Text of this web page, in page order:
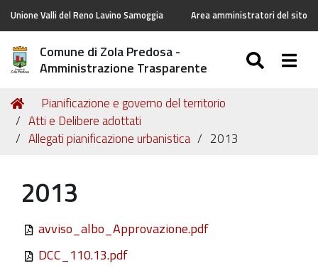
Unione Valli del Reno Lavino Samoggia Area amministratori del sito
Comune di Zola Predosa -
Amministrazione Trasparente
Tu
sei
qui:
Home
Pianificazione e governo del territorio
Atti e Delibere adottati
Allegati pianificazione urbanistica
2013
2013
avviso_albo_Approvazione.pdf
DCC_110.13.pdf